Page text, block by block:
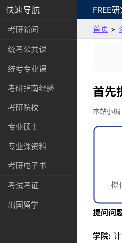
快速导航
考研新闻
统考公共课
统考专业课
考研指南经验
考研院校
专业硕士
专业课资料
考研电子书
考试考证
出国留学
FREE
首页 >
首先
本站小
提问问
学院: